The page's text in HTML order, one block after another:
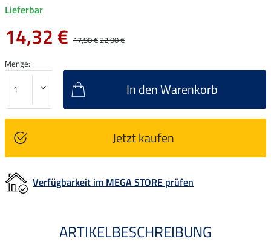
Lieferbar
14,32 € 17,90 €22,90 €
Menge:
In den Warenkorb
Jetzt kaufen
Verfügbarkeit im MEGA STORE prüfen
ARTIKELBESCHREIBUNG